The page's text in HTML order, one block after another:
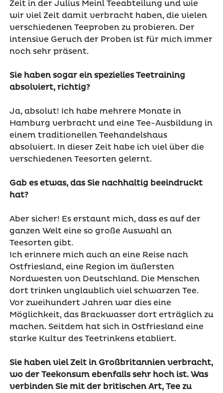
Zeit in der Julius Meinl Teeabteilung und wie
wir viel Zeit damit verbracht haben, die vielen
verschiedenen Teeproben zu probieren. Der
intensive Geruch der Proben ist für mich immer
noch sehr präsent.
Sie haben sogar ein spezielles Teetraining
absolviert, richtig?
Ja, absolut! Ich habe mehrere Monate in
Hamburg verbracht und eine Tee-Ausbildung in
einem traditionellen Teehandelshaus
absolviert. In dieser Zeit habe ich viel über die
verschiedenen Teesorten gelernt.
Gab es etwas, das Sie nachhaltig beeindruckt
hat?
Aber sicher! Es erstaunt mich, dass es auf der
ganzen Welt eine so große Auswahl an
Teesorten gibt.
Ich erinnere mich auch an eine Reise nach
Ostfriesland, eine Region im äußersten
Nordwesten von Deutschland. Die Menschen
dort trinken unglaublich viel schwarzen Tee.
Vor zweihundert Jahren war dies eine
Möglichkeit, das Brackwasser dort erträglich zu
machen. Seitdem hat sich in Ostfriesland eine
starke Kultur des Teetrinkens etabliert.
Sie haben viel Zeit in Großbritannien verbracht,
wo der Teekonsum ebenfalls sehr hoch ist. Was
verbinden Sie mit der britischen Art, Tee zu